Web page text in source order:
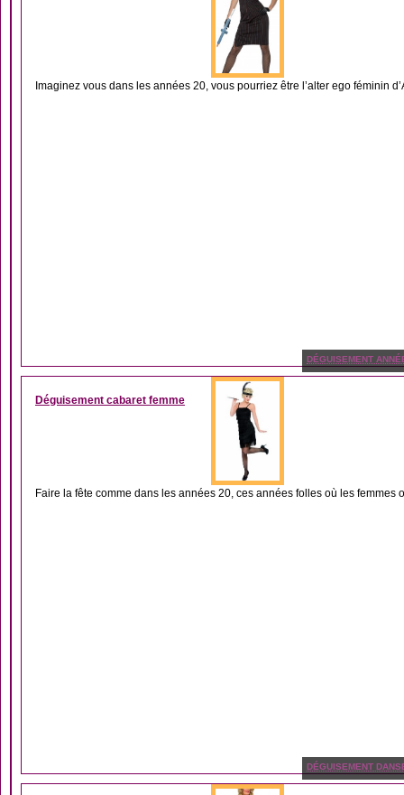
Imaginez vous dans les années 20, vous pourriez être l’alter ego féminin
DÉGUISEMENT
Déguisement cabaret femme
Faire la fête comme dans les années 20, ces années folles où les femmes
DÉGUISEMENT